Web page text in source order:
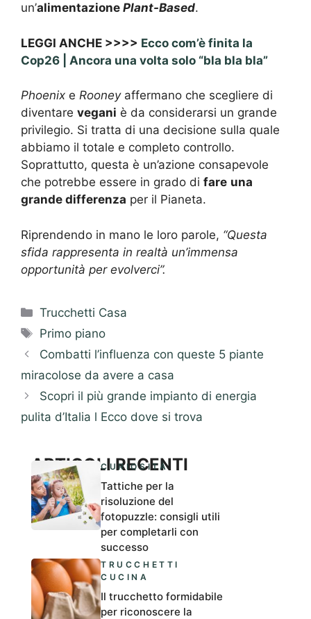
un’alimentazione Plant-Based.
LEGGI ANCHE >>>> Ecco com’è finita la
Cop26 | Ancora una volta solo “bla bla bla”
Phoenix e Rooney affermano che scegliere di
diventare vegani è da considerarsi un grande
privilegio. Si tratta di una decisione sulla quale
abbiamo il totale e completo controllo.
Soprattutto, questa è un’azione consapevole
che potrebbe essere in grado di fare una
grande differenza per il Pianeta.
Riprendendo in mano le loro parole, “Questa
sfida rappresenta in realtà un’immensa
opportunità per evolverci”.
Categorie
Trucchetti Casa
Tag
Primo piano
Combatti l’influenza con queste 5 piante
miracolose da avere a casa
Scopri il più grande impianto di energia
pulita d’Italia l Ecco dove si trova
ARTICOLI RECENTI
CURIOSITÀ
Tattiche per la
risoluzione del
fotopuzzle: consigli utili
per completarli con
successo
TRUCCHETTI
CUCINA
Il trucchetto formidabile
per riconoscere la